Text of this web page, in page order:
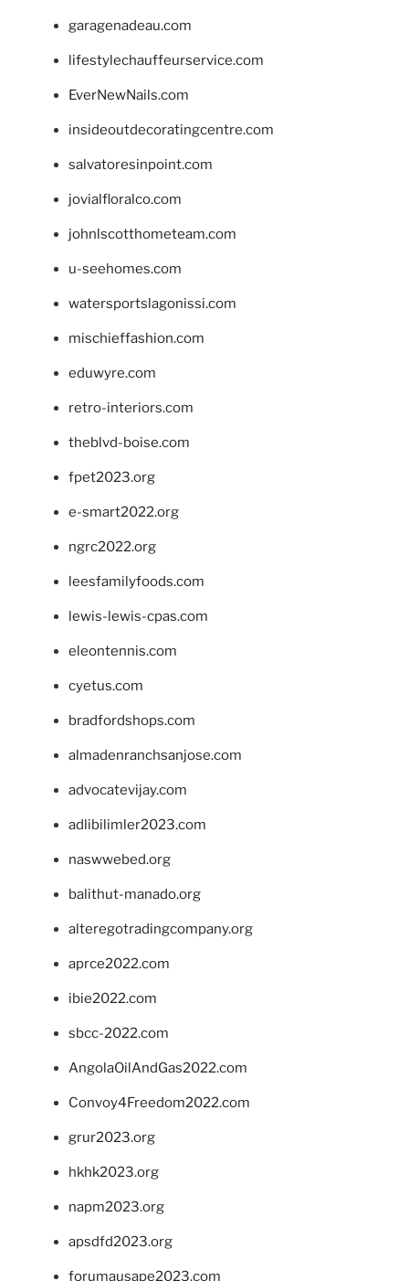
garagenadeau.com
lifestylechauffeurservice.com
EverNewNails.com
insideoutdecoratingcentre.com
salvatoresinpoint.com
jovialfloralco.com
johnlscotthometeam.com
u-seehomes.com
watersportslagonissi.com
mischieffashion.com
eduwyre.com
retro-interiors.com
theblvd-boise.com
fpet2023.org
e-smart2022.org
ngrc2022.org
leesfamilyfoods.com
lewis-lewis-cpas.com
eleontennis.com
cyetus.com
bradfordshops.com
almadenranchsanjose.com
advocatevijay.com
adlibilimler2023.com
naswwebed.org
balithut-manado.org
alteregotradingcompany.org
aprce2022.com
ibie2022.com
sbcc-2022.com
AngolaOilAndGas2022.com
Convoy4Freedom2022.com
grur2023.org
hkhk2023.org
napm2023.org
apsdfd2023.org
forumausape2023.com